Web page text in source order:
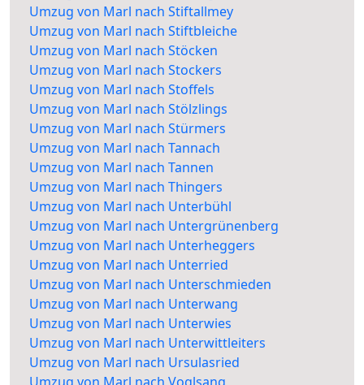
Umzug von Marl nach Stiftallmey
Umzug von Marl nach Stiftbleiche
Umzug von Marl nach Stöcken
Umzug von Marl nach Stockers
Umzug von Marl nach Stoffels
Umzug von Marl nach Stölzlings
Umzug von Marl nach Stürmers
Umzug von Marl nach Tannach
Umzug von Marl nach Tannen
Umzug von Marl nach Thingers
Umzug von Marl nach Unterbühl
Umzug von Marl nach Untergrünenberg
Umzug von Marl nach Unterheggers
Umzug von Marl nach Unterried
Umzug von Marl nach Unterschmieden
Umzug von Marl nach Unterwang
Umzug von Marl nach Unterwies
Umzug von Marl nach Unterwittleiters
Umzug von Marl nach Ursulasried